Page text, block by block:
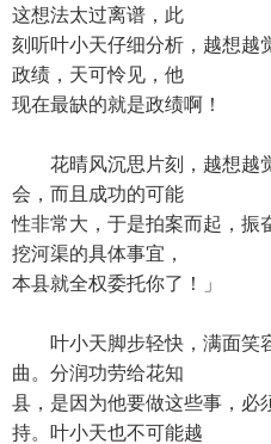
这想法太过离谱，此
刻听叶小天仔细分析，越想越
政绩，天可怜见，他
现在最缺的就是政绩啊！
花晴风沉思片刻，越想越
会，而且成功的可能
性非常大，于是拍案而起，振
挖河渠的具体事宜，
本县就全权委托你了！」
叶小天脚步轻快，满面笑
曲。分润功劳给花知
县，是因为他要做这些事，必
持。叶小天也不可能越